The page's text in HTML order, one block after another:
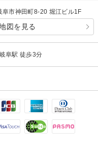
市神田町8-20 堀江ビル1F
図を見る
阜駅 徒歩3分